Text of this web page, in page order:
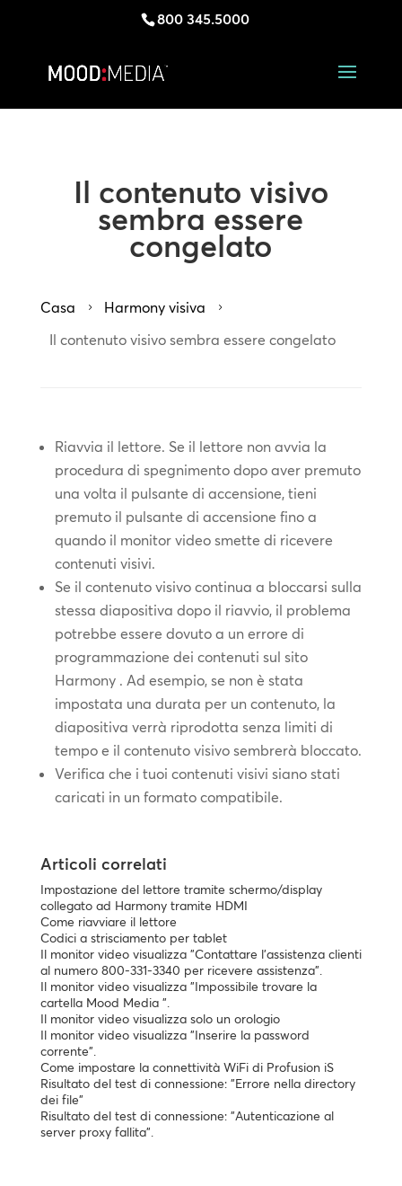
800 345.5000
Il contenuto visivo
sembra essere
congelato
Casa 5 Harmony visiva 5
Il contenuto visivo sembra essere congelato
Riavvia il lettore. Se il lettore non avvia la
procedura di spegnimento dopo aver premuto
una volta il pulsante di accensione, tieni
premuto il pulsante di accensione fino a
quando il monitor video smette di ricevere
contenuti visivi.
Se il contenuto visivo continua a bloccarsi sulla
stessa diapositiva dopo il riavvio, il problema
potrebbe essere dovuto a un errore di
programmazione dei contenuti sul sito
Harmony . Ad esempio, se non è stata
impostata una durata per un contenuto, la
diapositiva verrà riprodotta senza limiti di
tempo e il contenuto visivo sembrerà bloccato.
Verifica che i tuoi contenuti visivi siano stati
caricati in un formato compatibile.
Articoli correlati
Impostazione del lettore tramite schermo/display
collegato ad Harmony tramite HDMI
Come riavviare il lettore
Codici a strisciamento per tablet
Il monitor video visualizza "Contattare l'assistenza clienti
al numero 800-331-3340 per ricevere assistenza".
Il monitor video visualizza "Impossibile trovare la
cartella Mood Media ".
Il monitor video visualizza solo un orologio
Il monitor video visualizza "Inserire la password
corrente".
Come impostare la connettività WiFi di Profusion iS
Risultato del test di connessione: "Errore nella directory
dei file"
Risultato del test di connessione: "Autenticazione al
server proxy fallita".